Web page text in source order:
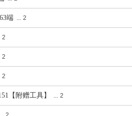
端 ... 2
2
2
2
【附赠工具】 ... 2